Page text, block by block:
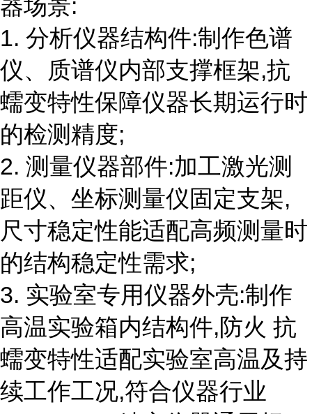
器场景:
1. 分析仪器结构件:制作色谱
仪、质谱仪内部支撑框架,抗
蠕变特性保障仪器长期运行时
的检测精度;
2. 测量仪器部件:加工激光测
距仪、坐标测量仪固定支架,
尺寸稳定性能适配高频测量时
的结构稳定性需求;
3. 实验室专用仪器外壳:制作
高温实验箱内结构件,防火 抗
蠕变特性适配实验室高温及持
续工作工况,符合仪器行业